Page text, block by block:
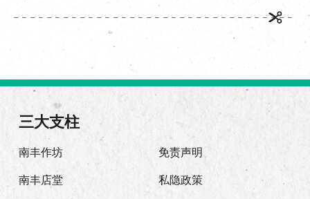
三大支柱
南丰作坊
南丰店堂
免责声明
私隐政策